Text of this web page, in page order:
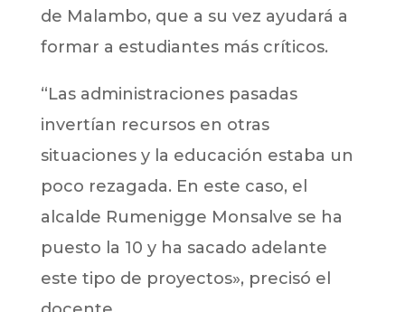
de Malambo, que a su vez ayudará a
formar a estudiantes más críticos.
“Las administraciones pasadas
invertían recursos en otras
situaciones y la educación estaba un
poco rezagada. En este caso, el
alcalde Rumenigge Monsalve se ha
puesto la 10 y ha sacado adelante
este tipo de proyectos», precisó el